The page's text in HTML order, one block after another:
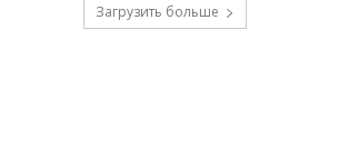
Загрузить больше